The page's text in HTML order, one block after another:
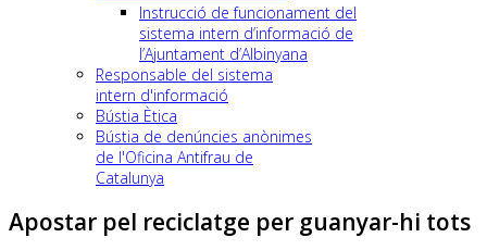
Instrucció de funcionament del
sistema intern d’informació de
l’Ajuntament d’Albinyana
Responsable del sistema
intern d'informació
Bústia Ètica
Bústia de denúncies anònimes
de l'Oficina Antifrau de
Catalunya
Apostar pel reciclatge per guanyar-hi tots